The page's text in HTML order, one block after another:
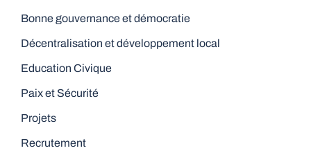
Bonne gouvernance et démocratie
Décentralisation et développement local
Education Civique
Paix et Sécurité
Projets
Recrutement